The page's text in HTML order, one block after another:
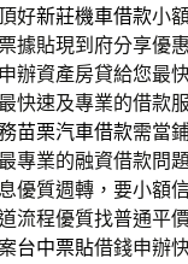
好新莊機車借款小
據貼現到府分享優
辦資產房貸給您最
快速及專業的借款
苗栗汽車借款需當
專業的融資借款問
優質週轉，要小額
流程優質找普通平
台中票貼借錢申辦